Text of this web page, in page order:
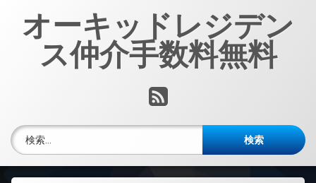
オーキッドレジデン
ス仲介手数料無料
RSS
検索: